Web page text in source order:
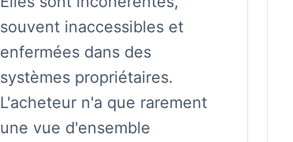
souvent inaccessibles et
enfermées dans des
systèmes propriétaires.
L'acheteur n'a que rarement
une vue d'ensemble